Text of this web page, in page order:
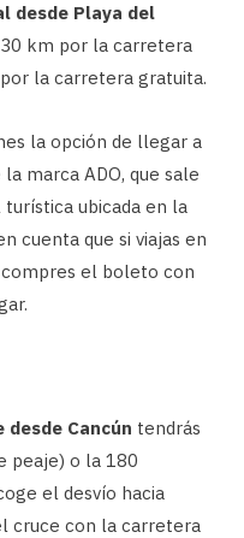
desde Playa del
km por la carretera
la carretera gratuita.
la opción de llegar a
marca ADO, que sale
ubicada en la
cuenta que si viajas en
el boleto con
desde Cancún tendrás
peaje) o la 180
el desvío hacia
cruce con la carretera